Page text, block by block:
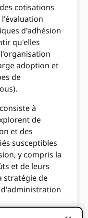
cotisations
l'évaluation
d'adhésion
qu'elles
adoption et
de
à
de
et des
susceptibles
y compris la
et de leurs
stratégie de
d'administration